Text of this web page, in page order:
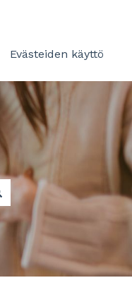
Evästeiden käyttö